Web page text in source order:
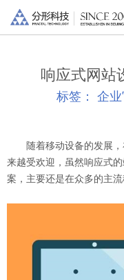
响应式网站
标签： 企
随着移动设备的发展，
来越受欢迎，虽然响应式
案，主要还是在众多的主